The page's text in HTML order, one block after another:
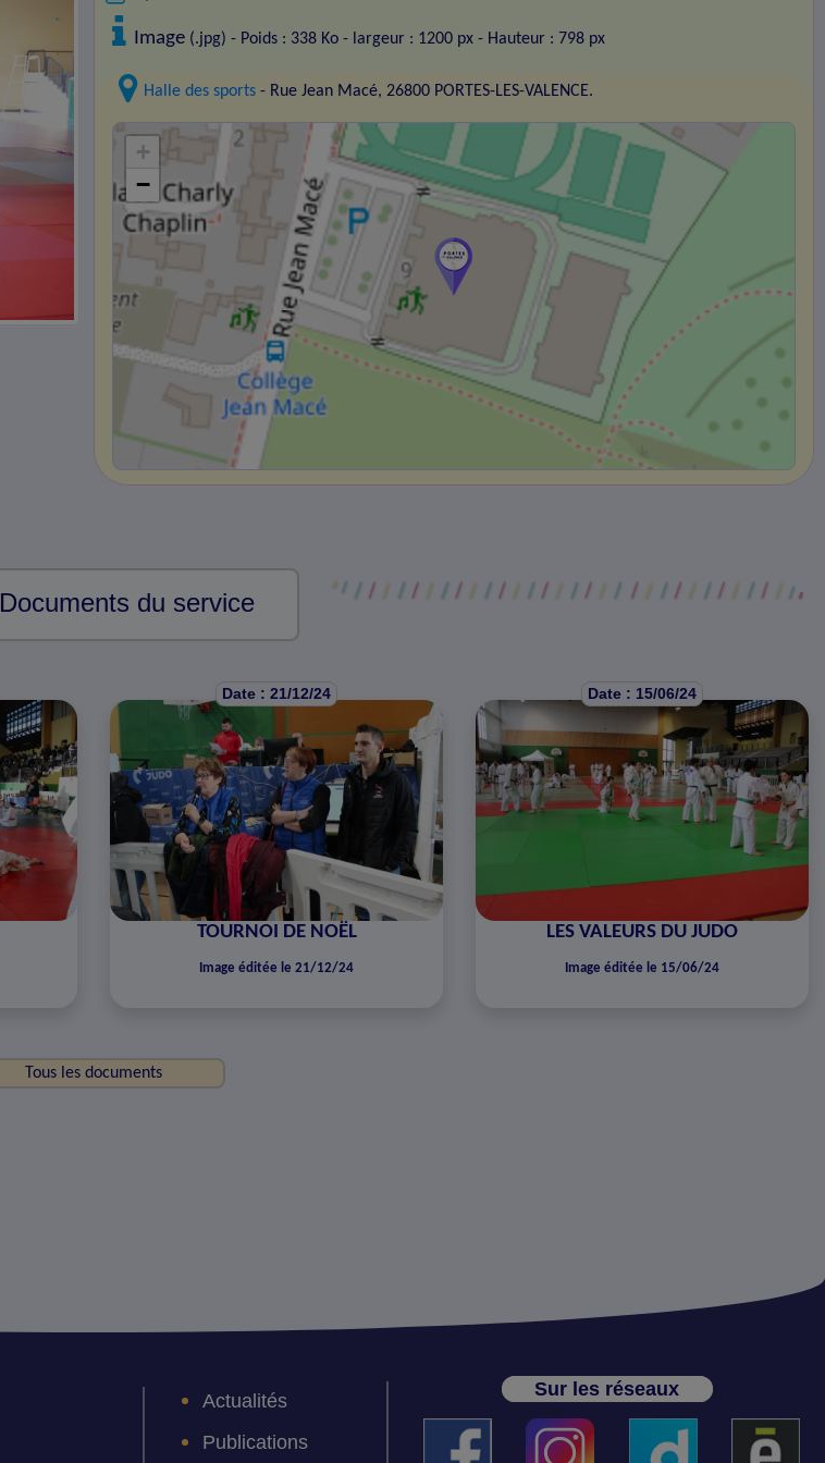
Image (.jpg) - Poids : 338 Ko - largeur : 1200 px - Hauteur : 798 px
Halle des sports - Rue Jean Macé, 26800 PORTES-LES-VALENCE.
+
−
Documents du service
Date : 21/12/24
TOURNOI DE NOËL
Image éditée le 21/12/24
Date : 15/06/24
LES VALEURS DU JUDO
Image éditée le 15/06/24
Tous les documents
Actualités
Publications
Sur les réseaux